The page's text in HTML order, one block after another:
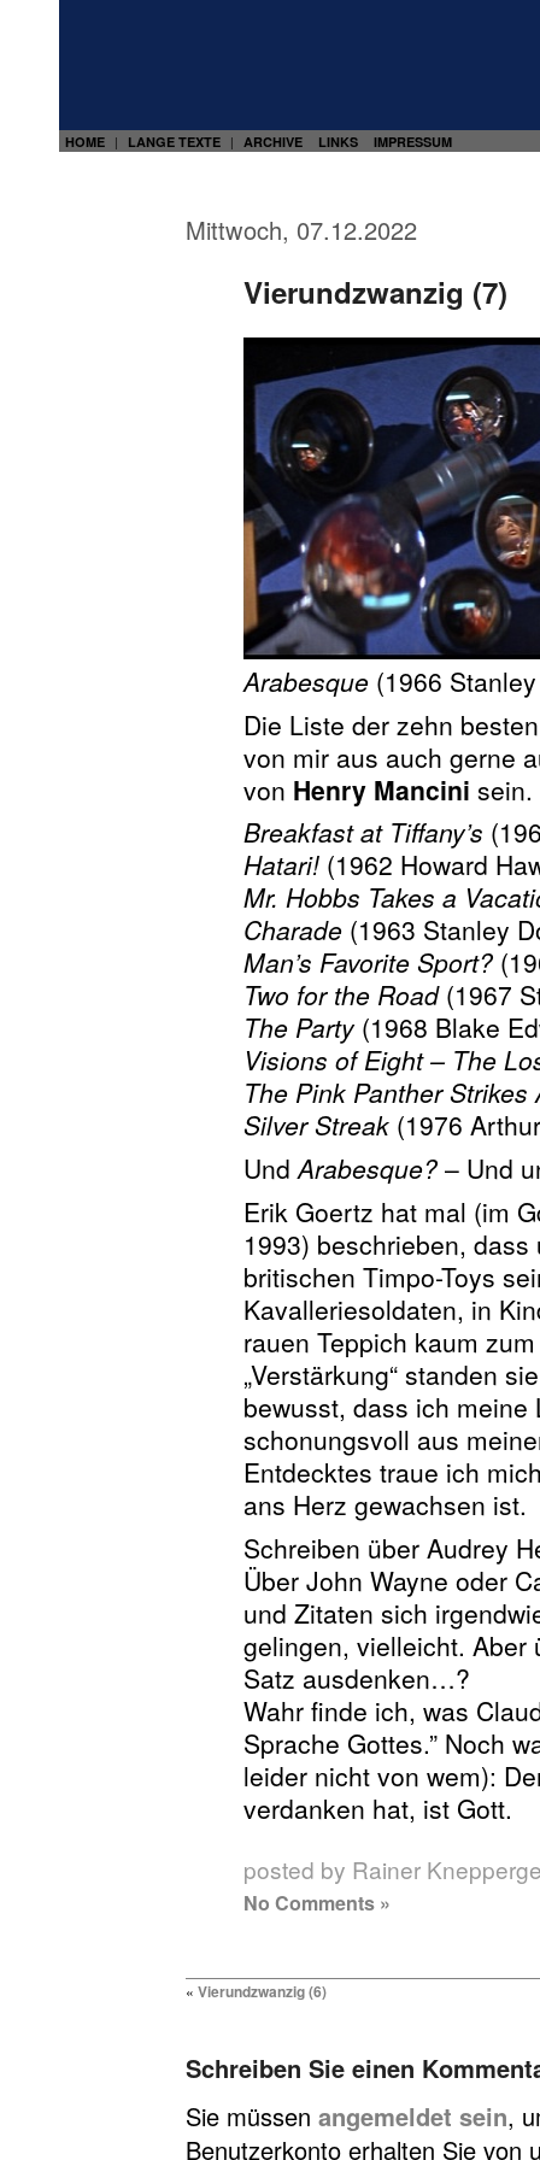
HOME | LANGE TEXTE | ARCHIVE LINKS IMPRESSUM
Mittwoch, 07.12.2022
Vierundzwanzig (7)
Arabesque (1966
Die Liste der zehn
von mir aus auch gerne
von Henry Mancini sein.
Breakfast at Tiffany’s
Hatari! (1962 Howard
Mr. Hobbs Takes a
Charade (1963 Stanley
Man’s Favorite Sport?
Two for the Road(1967
The Party(1968 Blake
Visions of Eight – The
The Pink Panther Strikes
Silver Streak (1976
UndArabesque? – Und
Erik Goertz hat mal (im
1993) beschrieben,
britischen Timpo-Toys
Kavalleriesoldaten, in
rauen Teppich kaum
„Verstärkung“ standen
bewusst, dass ich
schonungsvoll aus
Entdecktes traue ich
ans Herz gewachsen ist.
Schreiben über Audrey
Über John Wayne oder
und Zitaten sich
gelingen, vielleicht. Aber
Satz ausdenken…?
Wahr finde ich, was
Sprache Gottes.” Noch
leider nicht von wem):
verdanken hat, ist Gott.
posted by Rainer
No Comments »
« Vierundzwanzig (6)
Schreiben Sie einen
Sie müssen angemeldet sein,
Benutzerkonto erhalten Sie von